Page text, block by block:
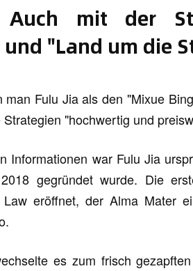
mit der
"Land um die
man Fulu Jia als den "Mixue
"hochwertig und
Informationen war Fulu Jia
gegründet wurde. Die
eröffnet, der Alma Mater
es zum frisch